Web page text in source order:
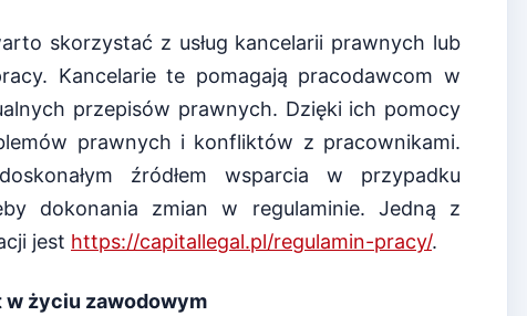
skorzystać z usług kancelarii prawnych lub
Kancelarie te pomagają pracodawcom w
przepisów prawnych. Dzięki ich pomocy
prawnych i konfliktów z pracownikami.
źródłem wsparcia w przypadku
dokonania zmian w regulaminie. Jedną z
jest https://capitallegal.pl/regulamin-pracy/.
w życiu zawodowym